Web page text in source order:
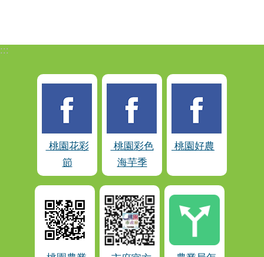
:::
桃園花彩
節
桃園彩色
海芋季
桃園好農